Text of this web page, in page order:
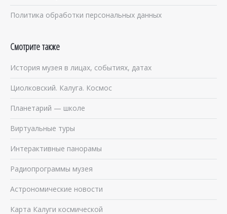
Политика обработки персональных данных
Смотрите также
История музея в лицах, событиях, датах
Циолковский. Калуга. Космос
Планетарий — школе
Виртуальные туры
Интерактивные панорамы
Радиопрограммы музея
Астрономические новости
Карта Калуги космической